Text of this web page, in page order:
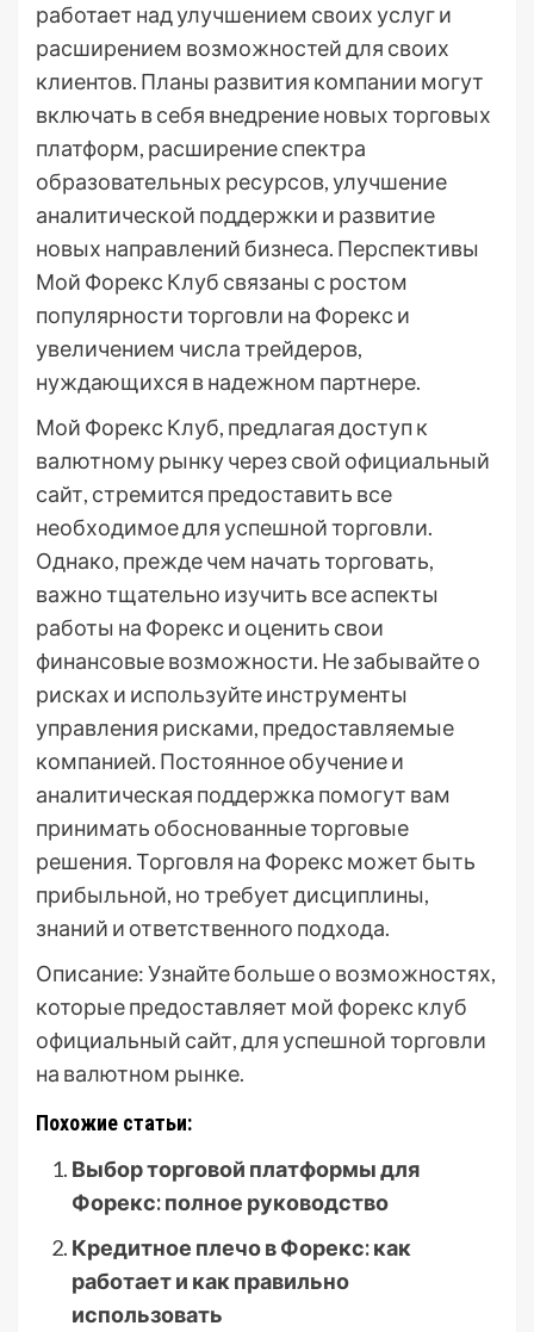
работает над улучшением своих услуг и
расширением возможностей для своих
клиентов. Планы развития компании могут
включать в себя внедрение новых торговых
платформ, расширение спектра
образовательных ресурсов, улучшение
аналитической поддержки и развитие
новых направлений бизнеса. Перспективы
Мой Форекс Клуб связаны с ростом
популярности торговли на Форекс и
увеличением числа трейдеров,
нуждающихся в надежном партнере.
Мой Форекс Клуб, предлагая доступ к
валютному рынку через свой официальный
сайт, стремится предоставить все
необходимое для успешной торговли.
Однако, прежде чем начать торговать,
важно тщательно изучить все аспекты
работы на Форекс и оценить свои
финансовые возможности. Не забывайте о
рисках и используйте инструменты
управления рисками, предоставляемые
компанией. Постоянное обучение и
аналитическая поддержка помогут вам
принимать обоснованные торговые
решения. Торговля на Форекс может быть
прибыльной, но требует дисциплины,
знаний и ответственного подхода.
Описание: Узнайте больше о возможностях,
которые предоставляет мой форекс клуб
официальный сайт, для успешной торговли
на валютном рынке.
Похожие статьи:
Выбор торговой платформы для
Форекс: полное руководство
Кредитное плечо в Форекс: как
работает и как правильно
использовать